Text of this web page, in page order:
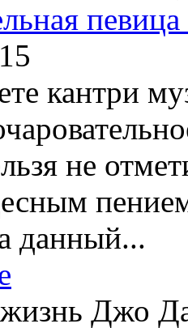
кантри
не
данный...